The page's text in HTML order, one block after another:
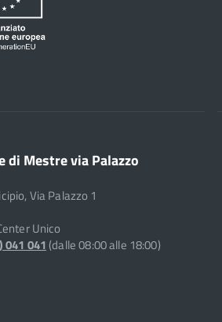
di Mestre via Palazzo
Via Palazzo 1
Unico
041 041(dalle 08:00 alle 18:00)